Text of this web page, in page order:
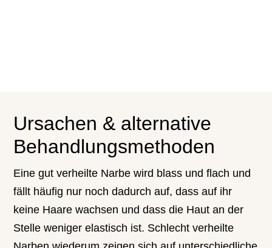
Ursachen & alternative
Behandlungsmethoden
Eine gut verheilte Narbe wird blass und flach und
fällt häufig nur noch dadurch auf, dass auf ihr
keine Haare wachsen und dass die Haut an der
Stelle weniger elastisch ist. Schlecht verheilte